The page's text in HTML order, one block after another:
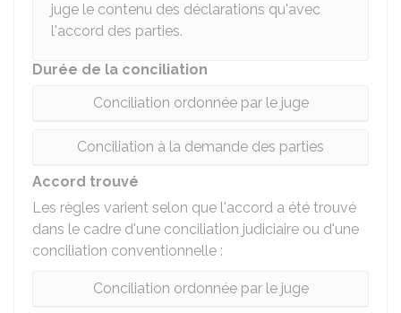
juge le contenu des déclarations qu'avec
l'accord des parties.
Durée de la conciliation
Conciliation ordonnée par le juge
Conciliation à la demande des parties
Accord trouvé
Les règles varient selon que l'accord a été trouvé
dans le cadre d'une conciliation judiciaire ou d'une
conciliation conventionnelle :
Conciliation ordonnée par le juge